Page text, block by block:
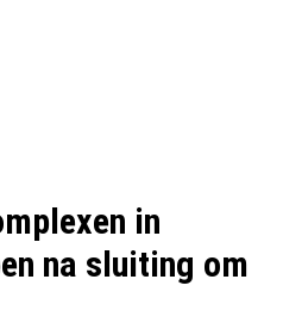
in
na sluiting om